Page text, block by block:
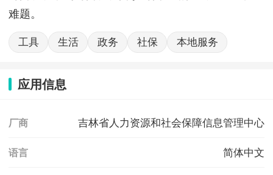
难题。
工具 生活 政务 社保 本地服务
应用信息
厂商 吉林省人力资源和社会保障信息管理中心
语言 简体中文